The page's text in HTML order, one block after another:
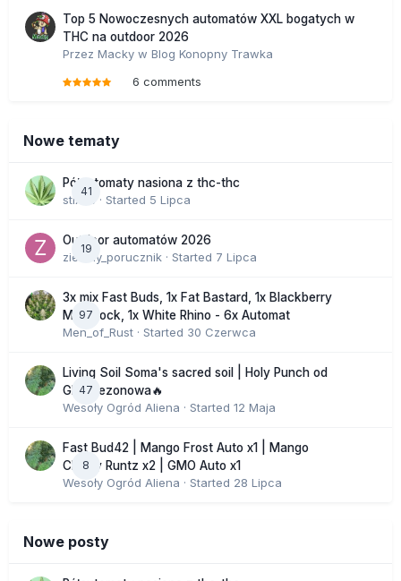
Top 5 Nowoczesnych automatów XXL bogatych w
THC na outdoor 2026
Przez Macky w Blog Konopny Trawka
6 comments
Nowe tematy
41
Półautomaty nasiona z thc-thc
stix33 · Started 5 Lipca
19
Outdoor automatów 2026
zielony_porucznik · Started 7 Lipca
97
3x mix Fast Buds, 1x Fat Bastard, 1x Blackberry
Moonrock, 1x White Rhino - 6x Automat
Men_of_Rust · Started 30 Czerwca
47
Living Soil Soma's sacred soil | Holy Punch od
GHS sezonowa🔥
Wesoły Ogród Aliena · Started 12 Maja
8
Fast Bud42 | Mango Frost Auto x1 | Mango
Cherry Runtz x2 | GMO Auto x1
Wesoły Ogród Aliena · Started 28 Lipca
Nowe posty